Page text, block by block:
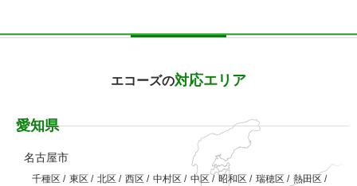
エコーズの対応エリア
愛知県
名古屋市
千種区 / 東区 / 北区 / 西区 / 中村区 / 中区/ 昭和区 / 瑞穂区 / 熱田区 /